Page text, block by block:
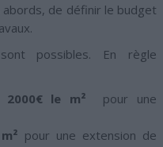
de définir le budget
possibles. En règle
€ le m² pour une
pour une extension de